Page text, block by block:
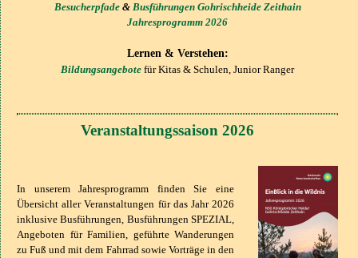
Besucherpfade& Busführungen Gohrischheide Zeithain
Jahresprogramm 2026
Lernen & Verstehen:
Bildungsangebote für Kitas & Schulen, Junior Ranger
Veranstaltungssaison 2026
In unserem Jahresprogramm finden Sie eine
Übersicht aller Veranstaltungen für das Jahr 2026
inklusive Busführungen, Busführungen SPEZIAL,
Angeboten für Familien, geführte Wanderungen
zu Fuß und mit dem Fahrrad sowie Vorträge in den